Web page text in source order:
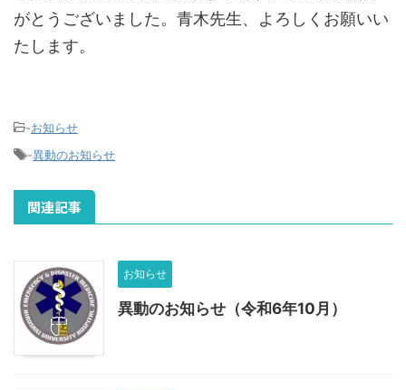
がとうございました。青木先生、よろしくお願いい
たします。
-お知らせ
-異動のお知らせ
関連記事
お知らせ
異動のお知らせ（令和6年10月）